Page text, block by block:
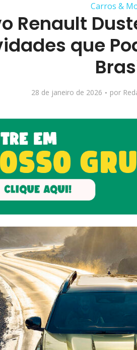
Carros &
Renault
que
28 de janeiro de 2026 por